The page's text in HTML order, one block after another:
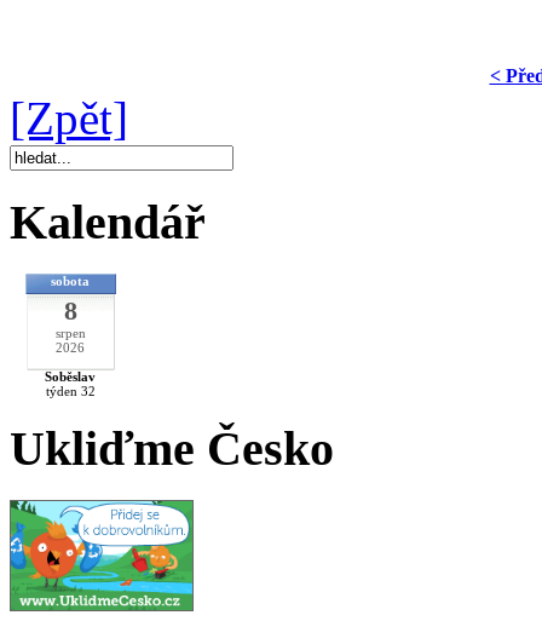
<
[Zpět]
Kalendář
sobota
8
srpen
2026
Soběslav
týden 32
Ukliďme Česko